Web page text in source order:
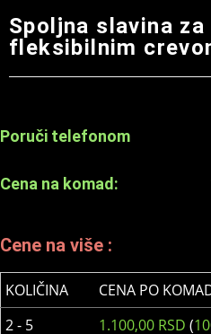
Spoljna slavina
fleksibilnim
Poruči telefonom
Cena na komad:
Cene na više :
KOLIČINA
CENA PO
2 - 5
1.100,00 RSD (